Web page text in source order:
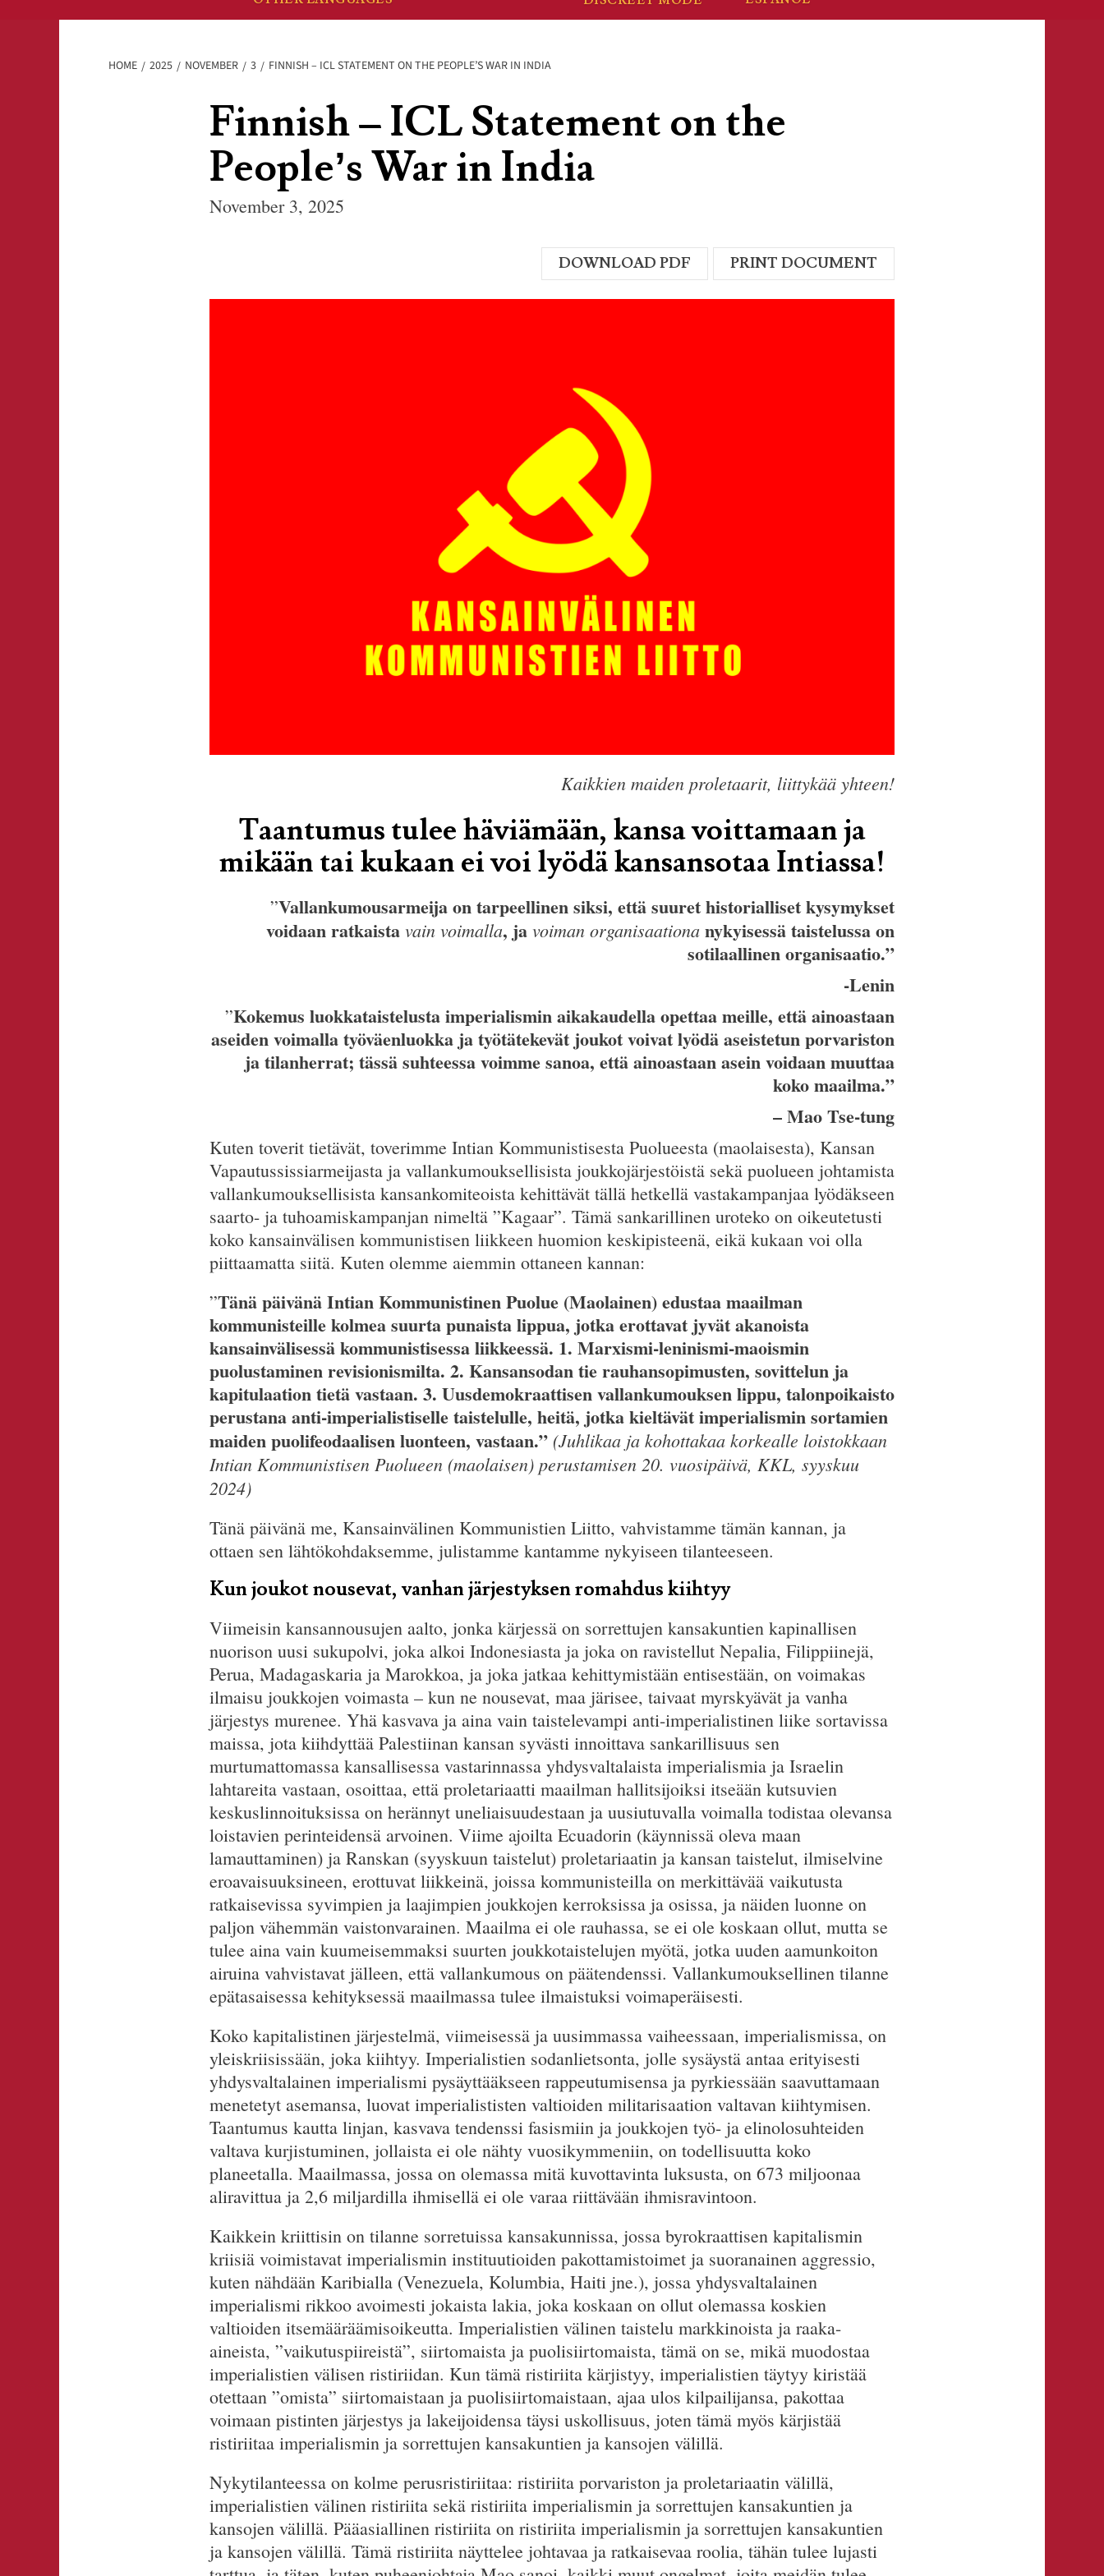
HOME 2025 NOVEMBER 3 FINNISH – ICL STATEMENT ON THE PEOPLE’S WAR IN INDIA
Finnish – ICL Statement on the
People’s War in India
November 3, 2025
DOWNLOAD PDF PRINT DOCUMENT
Kaikkien maiden proletaarit, liittykää yhteen!
Taantumus tulee häviämään, kansa voittamaan ja
mikään tai kukaan ei voi lyödä kansansotaa Intiassa!
”Vallankumousarmeija on tarpeellinen siksi, että suuret historialliset kysymykset
voidaan ratkaistavain voimalla, javoiman organisaationa nykyisessä taistelussa on
sotilaallinen organisaatio.”
-Lenin
”Kokemus luokkataistelusta imperialismin aikakaudella opettaa meille, että ainoastaan
aseiden voimalla työväenluokka ja työtätekevät joukot voivat lyödä aseistetun porvariston
ja tilanherrat; tässä suhteessa voimme sanoa, että ainoastaan asein voidaan muuttaa
koko maailma.”
– Mao Tse-tung
Kuten toverit tietävät, toverimme Intian Kommunistisesta Puolueesta (maolaisesta), Kansan
Vapautussissiarmeijasta ja vallankumouksellisista joukkojärjestöistä sekä puolueen johtamista
vallankumouksellisista kansankomiteoista kehittävät tällä hetkellä vastakampanjaa lyödäkseen
saarto- ja tuhoamiskampanjan nimeltä ”Kagaar”. Tämä sankarillinen uroteko on oikeutetusti
koko kansainvälisen kommunistisen liikkeen huomion keskipisteenä, eikä kukaan voi olla
piittaamatta siitä. Kuten olemme aiemmin ottaneen kannan:
”Tänä päivänä Intian Kommunistinen Puolue (Maolainen) edustaa maailman
kommunisteille kolmea suurta punaista lippua, jotka erottavat jyvät akanoista
kansainvälisessä kommunistisessa liikkeessä. 1. Marxismi-leninismi-maoismin
puolustaminen revisionismilta. 2. Kansansodan tie rauhansopimusten, sovittelun ja
kapitulaation tietä vastaan. 3. Uusdemokraattisen vallankumouksen lippu, talonpoikaisto
perustana anti-imperialistiselle taistelulle, heitä, jotka kieltävät imperialismin sortamien
maiden puolifeodaalisen luonteen, vastaan.” (Juhlikaa ja kohottakaa korkealle loistokkaan
Intian Kommunistisen Puolueen (maolaisen) perustamisen 20. vuosipäivä, KKL, syyskuu
2024)
Tänä päivänä me, Kansainvälinen Kommunistien Liitto, vahvistamme tämän kannan, ja
ottaen sen lähtökohdaksemme, julistamme kantamme nykyiseen tilanteeseen.
Kun joukot nousevat, vanhan järjestyksen romahdus kiihtyy
Viimeisin kansannousujen aalto, jonka kärjessä on sorrettujen kansakuntien kapinallisen
nuorison uusi sukupolvi, joka alkoi Indonesiasta ja joka on ravistellut Nepalia, Filippiinejä,
Perua, Madagaskaria ja Marokkoa, ja joka jatkaa kehittymistään entisestään, on voimakas
ilmaisu joukkojen voimasta – kun ne nousevat, maa järisee, taivaat myrskyävät ja vanha
järjestys murenee. Yhä kasvava ja aina vain taistelevampi anti-imperialistinen liike sortavissa
maissa, jota kiihdyttää Palestiinan kansan syvästi innoittava sankarillisuus sen
murtumattomassa kansallisessa vastarinnassa yhdysvaltalaista imperialismia ja Israelin
lahtareita vastaan, osoittaa, että proletariaatti maailman hallitsijoiksi itseään kutsuvien
keskuslinnoituksissa on herännyt uneliaisuudestaan ja uusiutuvalla voimalla todistaa olevansa
loistavien perinteidensä arvoinen. Viime ajoilta Ecuadorin (käynnissä oleva maan
lamauttaminen) ja Ranskan (syyskuun taistelut) proletariaatin ja kansan taistelut, ilmiselvine
eroavaisuuksineen, erottuvat liikkeinä, joissa kommunisteilla on merkittävää vaikutusta
ratkaisevissa syvimpien ja laajimpien joukkojen kerroksissa ja osissa, ja näiden luonne on
paljon vähemmän vaistonvarainen. Maailma ei ole rauhassa, se ei ole koskaan ollut, mutta se
tulee aina vain kuumeisemmaksi suurten joukkotaistelujen myötä, jotka uuden aamunkoiton
airuina vahvistavat jälleen, että vallankumous on päätendenssi. Vallankumouksellinen tilanne
epätasaisessa kehityksessä maailmassa tulee ilmaistuksi voimaperäisesti.
Koko kapitalistinen järjestelmä, viimeisessä ja uusimmassa vaiheessaan, imperialismissa, on
yleiskriisissään, joka kiihtyy. Imperialistien sodanlietsonta, jolle sysäystä antaa erityisesti
yhdysvaltalainen imperialismi pysäyttääkseen rappeutumisensa ja pyrkiessään saavuttamaan
menetetyt asemansa, luovat imperialististen valtioiden militarisaation valtavan kiihtymisen.
Taantumus kautta linjan, kasvava tendenssi fasismiin ja joukkojen työ- ja elinolosuhteiden
valtava kurjistuminen, jollaista ei ole nähty vuosikymmeniin, on todellisuutta koko
planeetalla. Maailmassa, jossa on olemassa mitä kuvottavinta luksusta, on 673 miljoonaa
aliravittua ja 2,6 miljardilla ihmisellä ei ole varaa riittävään ihmisravintoon.
Kaikkein kriittisin on tilanne sorretuissa kansakunnissa, jossa byrokraattisen kapitalismin
kriisiä voimistavat imperialismin instituutioiden pakottamistoimet ja suoranainen aggressio,
kuten nähdään Karibialla (Venezuela, Kolumbia, Haiti jne.), jossa yhdysvaltalainen
imperialismi rikkoo avoimesti jokaista lakia, joka koskaan on ollut olemassa koskien
valtioiden itsemääräämisoikeutta. Imperialistien välinen taistelu markkinoista ja raaka-
aineista, ”vaikutuspiireistä”, siirtomaista ja puolisiirtomaista, tämä on se, mikä muodostaa
imperialistien välisen ristiriidan. Kun tämä ristiriita kärjistyy, imperialistien täytyy kiristää
otettaan ”omista” siirtomaistaan ja puolisiirtomaistaan, ajaa ulos kilpailijansa, pakottaa
voimaan pistinten järjestys ja lakeijoidensa täysi uskollisuus, joten tämä myös kärjistää
ristiriitaa imperialismin ja sorrettujen kansakuntien ja kansojen välillä.
Nykytilanteessa on kolme perusristiriitaa: ristiriita porvariston ja proletariaatin välillä,
imperialistien välinen ristiriita sekä ristiriita imperialismin ja sorrettujen kansakuntien ja
kansojen välillä. Pääasiallinen ristiriita on ristiriita imperialismin ja sorrettujen kansakuntien
ja kansojen välillä. Tämä ristiriita näyttelee johtavaa ja ratkaisevaa roolia, tähän tulee lujasti